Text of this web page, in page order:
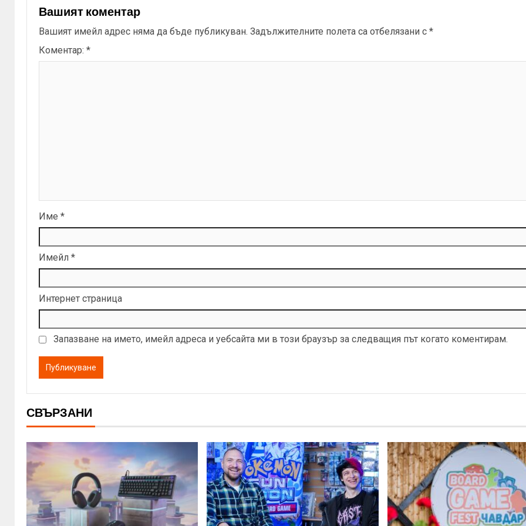
Вашият коментар
Вашият имейл адрес няма да бъде публикуван. Задължителните полета са отбелязани с *
Коментар: *
Име *
Имейл *
Интернет страница
Запазване на името, имейл адреса и уебсайта ми в този браузър за следващия път когато коментирам.
СВЪРЗАНИ